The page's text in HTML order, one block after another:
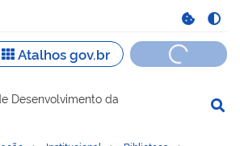
de navegação
Desenvolvimento da